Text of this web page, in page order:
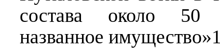
состава около 50
названное